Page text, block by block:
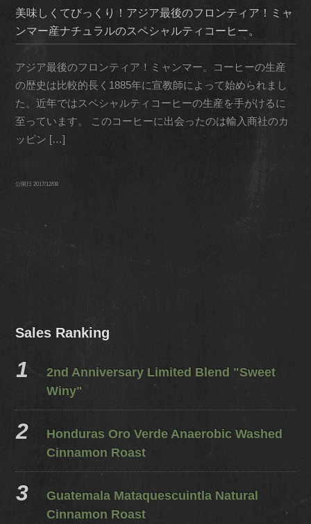
美味しくてびっくり！アジア最後のフロンティア！ミャ
ンマー産ナチュラルのスペシャルティコーヒー。
アジア最後のフロンティア！ミャンマー。コーヒーの生産
の歴史は比較的長く1885年に宣教師によって始められまし
た。近年ではスペシャルティコーヒーの生産を手がけるに
至っています。 このコーヒーに出会ったのは輸入商社のカ
ッピン […]
公開日2017/12/08
Sales Ranking
2nd Anniversary Limited Blend "Sweet
Winy"
Honduras Oro Verde Anaerobic Washed
Cinnamon Roast
Guatemala Mataquescuintla Natural
Cinnamon Roast